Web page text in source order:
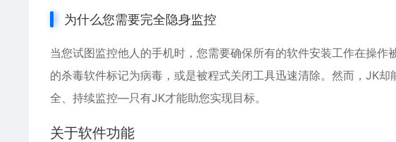
为什么您需要完全隐身监控
当您试图监控他人的手机时，您需要确保所有的软件安装工作在操
的杀毒软件标记为病毒，或是被程式关闭工具迅速清除。然而，JK
全、持续监控—只有JK才能助您实现目标。
关于软件功能